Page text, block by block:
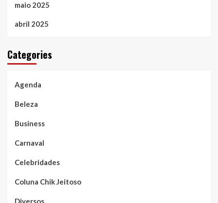
maio 2025
abril 2025
Categories
Agenda
Beleza
Business
Carnaval
Celebridades
Coluna Chik Jeitoso
Diversos